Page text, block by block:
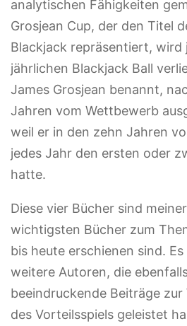
analytischen Fähigkeiten
Grosjean Cup, der den Titel
Blackjack repräsentiert, wird
jährlichen Blackjack Ball
James Grosjean benannt,
Jahren vom Wettbewerb
weil er in den zehn Jahren
jedes Jahr den ersten oder
hatte.
Diese vier Bücher sind
wichtigsten Bücher zum
bis heute erschienen sind.
weitere Autoren, die
beeindruckende Beiträge
des Vorteilsspiels geleistet